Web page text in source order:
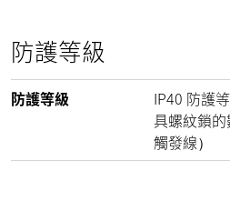
防護等級
防護等級
IP40 防護
具螺紋鎖
觸發線）